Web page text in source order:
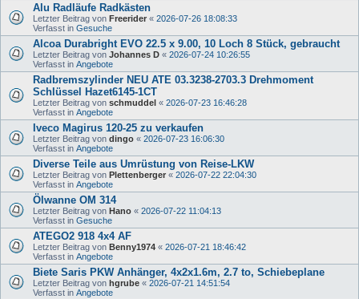
Alu Radläufe Radkästen
Letzter Beitrag von Freerider « 2026-07-26 18:08:33
Verfasst in Gesuche
Alcoa Durabright EVO 22.5 x 9.00, 10 Loch 8 Stück, gebraucht
Letzter Beitrag von Johannes D « 2026-07-24 10:26:55
Verfasst in Angebote
Radbremszylinder NEU ATE 03.3238-2703.3 Drehmoment
Schlüssel Hazet6145-1CT
Letzter Beitrag von schmuddel « 2026-07-23 16:46:28
Verfasst in Angebote
Iveco Magirus 120-25 zu verkaufen
Letzter Beitrag von dingo « 2026-07-23 16:06:30
Verfasst in Angebote
Diverse Teile aus Umrüstung von Reise-LKW
Letzter Beitrag von Plettenberger « 2026-07-22 22:04:30
Verfasst in Angebote
Ölwanne OM 314
Letzter Beitrag von Hano « 2026-07-22 11:04:13
Verfasst in Gesuche
ATEGO2 918 4x4 AF
Letzter Beitrag von Benny1974 « 2026-07-21 18:46:42
Verfasst in Angebote
Biete Saris PKW Anhänger, 4x2x1.6m, 2.7 to, Schiebeplane
Letzter Beitrag von hgrube « 2026-07-21 14:51:54
Verfasst in Angebote